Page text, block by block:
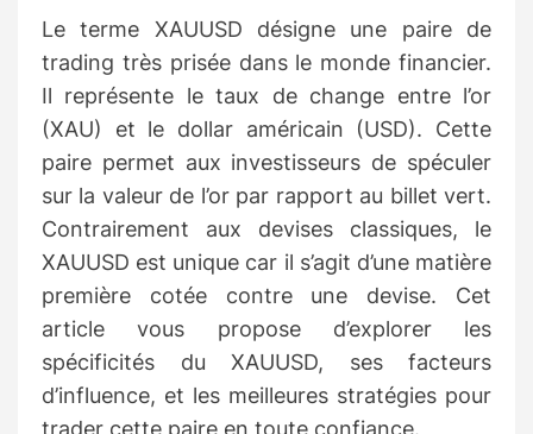
Le terme XAUUSD désigne une paire de
trading très prisée dans le monde financier.
Il représente le taux de change entre l’or
(XAU) et le dollar américain (USD). Cette
paire permet aux investisseurs de spéculer
sur la valeur de l’or par rapport au billet vert.
Contrairement aux devises classiques, le
XAUUSD est unique car il s’agit d’une matière
première cotée contre une devise. Cet
article vous propose d’explorer les
spécificités du XAUUSD, ses facteurs
d’influence, et les meilleures stratégies pour
trader cette paire en toute confiance.